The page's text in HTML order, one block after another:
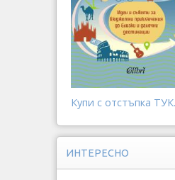
Купи с отстъпка
ИНТЕРЕСНО